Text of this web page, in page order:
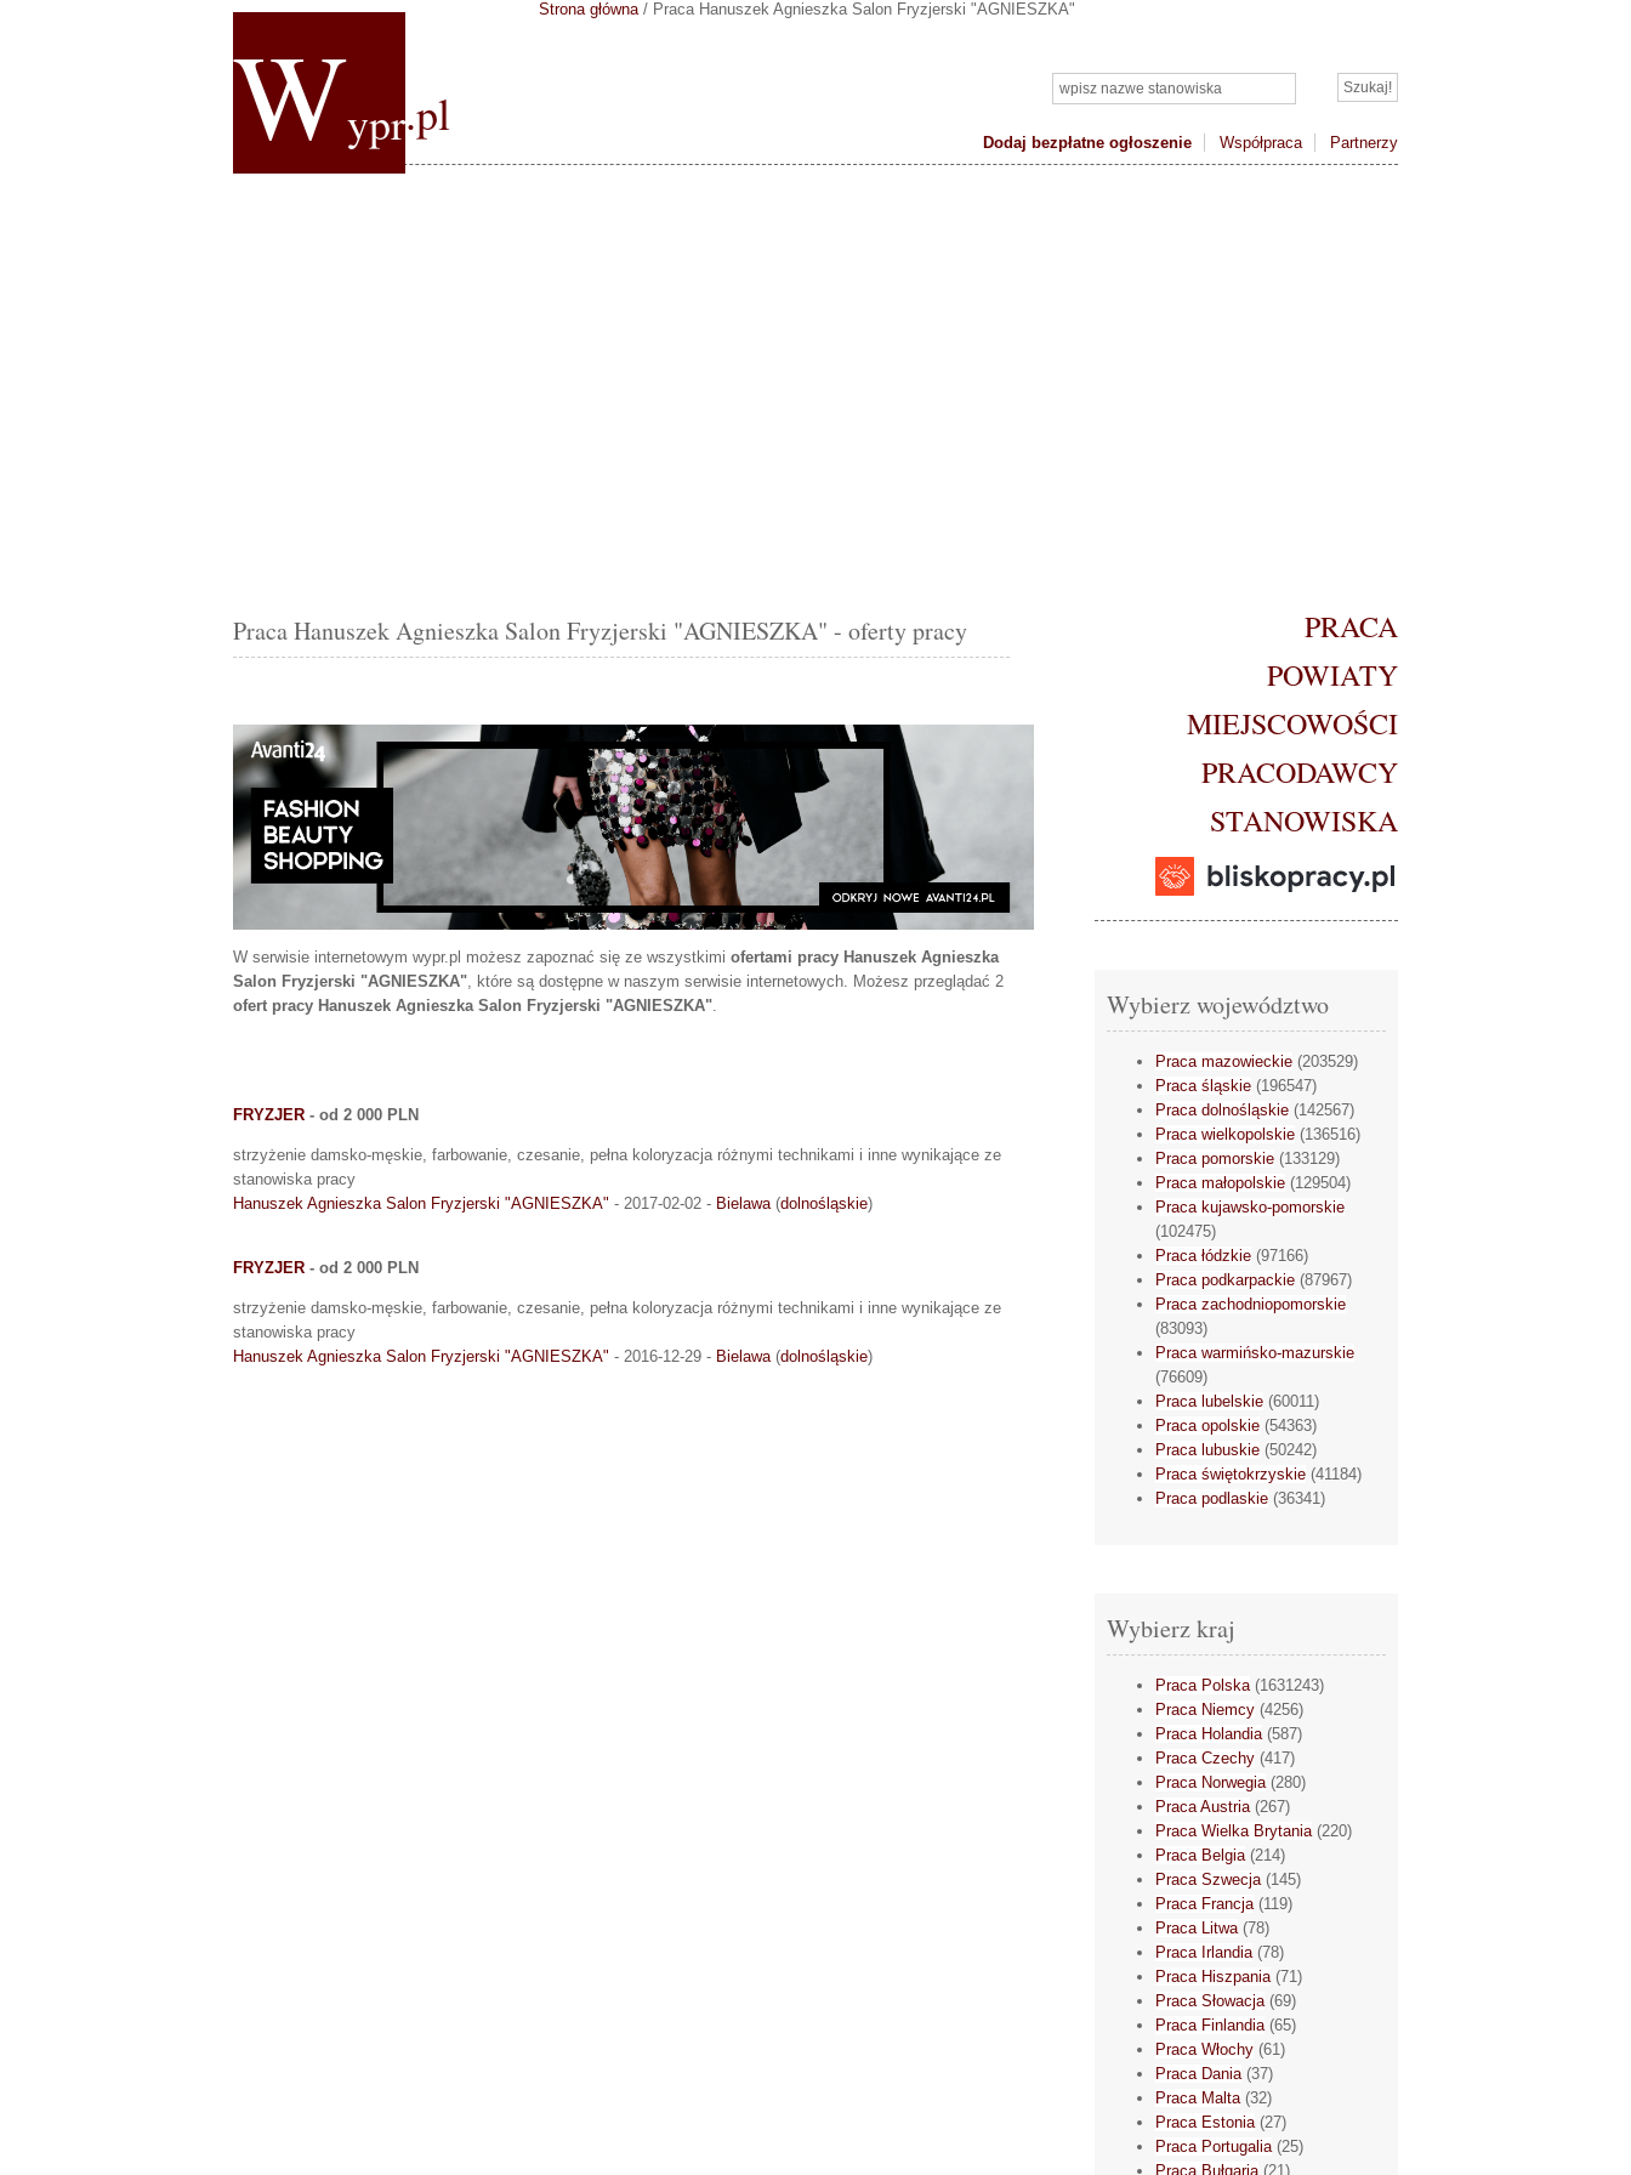
Wypr.pl
Dodaj bezpłatne ogłoszenie Współpraca Partnerzy
Strona główna/ Praca Hanuszek Agnieszka Salon Fryzjerski "AGNIESZKA"
Praca Hanuszek Agnieszka Salon Fryzjerski "AGNIESZKA" - oferty pracy
W serwisie internetowym wypr.pl możesz zapoznać się ze wszystkimi ofertami pracy Hanuszek Agnieszka
Salon Fryzjerski "AGNIESZKA", które są dostępne w naszym serwisie internetowych. Możesz przeglądać 2
ofert pracy Hanuszek Agnieszka Salon Fryzjerski "AGNIESZKA".
FRYZJER - od 2 000 PLN
strzyżenie damsko-męskie, farbowanie, czesanie, pełna koloryzacja różnymi technikami i inne wynikające ze
stanowiska pracy
Hanuszek Agnieszka Salon Fryzjerski "AGNIESZKA" - 2017-02-02 - Bielawa(dolnośląskie)
FRYZJER - od 2 000 PLN
strzyżenie damsko-męskie, farbowanie, czesanie, pełna koloryzacja różnymi technikami i inne wynikające ze
stanowiska pracy
Hanuszek Agnieszka Salon Fryzjerski "AGNIESZKA" - 2016-12-29 - Bielawa(dolnośląskie)
PRACA
POWIATY
MIEJSCOWOŚCI
PRACODAWCY
STANOWISKA
Wybierz województwo
Praca mazowieckie (203529)
Praca śląskie (196547)
Praca dolnośląskie (142567)
Praca wielkopolskie (136516)
Praca pomorskie (133129)
Praca małopolskie (129504)
Praca kujawsko-pomorskie
(102475)
Praca łódzkie (97166)
Praca podkarpackie (87967)
Praca zachodniopomorskie
(83093)
Praca warmińsko-mazurskie
(76609)
Praca lubelskie (60011)
Praca opolskie (54363)
Praca lubuskie (50242)
Praca świętokrzyskie (41184)
Praca podlaskie (36341)
Wybierz kraj
Praca Polska(1631243)
Praca Niemcy (4256)
Praca Holandia(587)
Praca Czechy (417)
Praca Norwegia(280)
Praca Austria(267)
Praca Wielka Brytania(220)
Praca Belgia(214)
Praca Szwecja(145)
Praca Francja(119)
Praca Litwa(78)
Praca Irlandia(78)
Praca Hiszpania(71)
Praca Słowacja(69)
Praca Finlandia(65)
Praca Włochy (61)
Praca Dania(37)
Praca Malta(32)
Praca Estonia(27)
Praca Portugalia(25)
Praca Bułgaria (21)